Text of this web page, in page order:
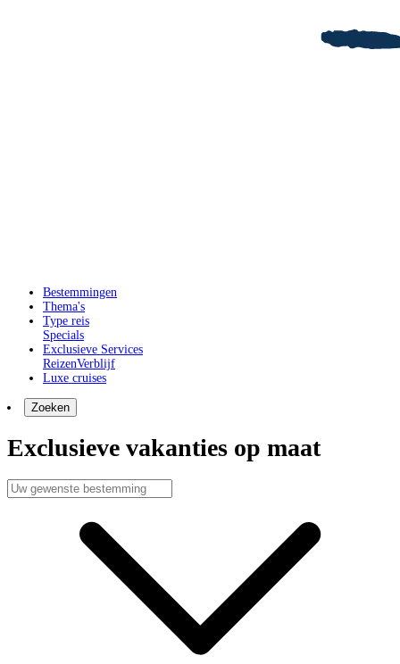
Bestemmingen
Thema's
Type reis
Specials
Exclusieve Services
ReizenVerblijf
Luxe cruises
Zoeken
Exclusieve vakanties op maat